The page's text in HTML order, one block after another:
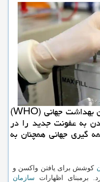
نیو وبلاگ: خراسان رضوی سازمان بهداشت جهانی (WHO)
به عفونت جدید را در
گیری جهانی همچنان به
کوشش برای یافتن واکسن و
برمبنای اظهارات سازمان